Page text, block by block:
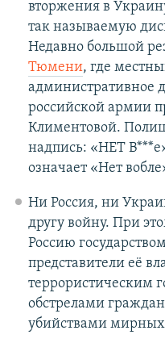
вторжения в
так называемую
Недавно большой
Тюмени, где
административное
российской армии
Климентовой.
надпись: «НЕТ
означает «Нет
Ни Россия, ни
другу войну. При
Россию
представители её
террористическим
обстрелами
убийствами